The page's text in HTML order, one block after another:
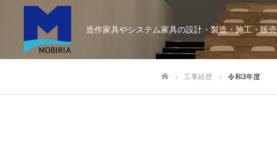
造作家具やシステム家具の設計・製造・施工・販売
工事経歴 令和3年度